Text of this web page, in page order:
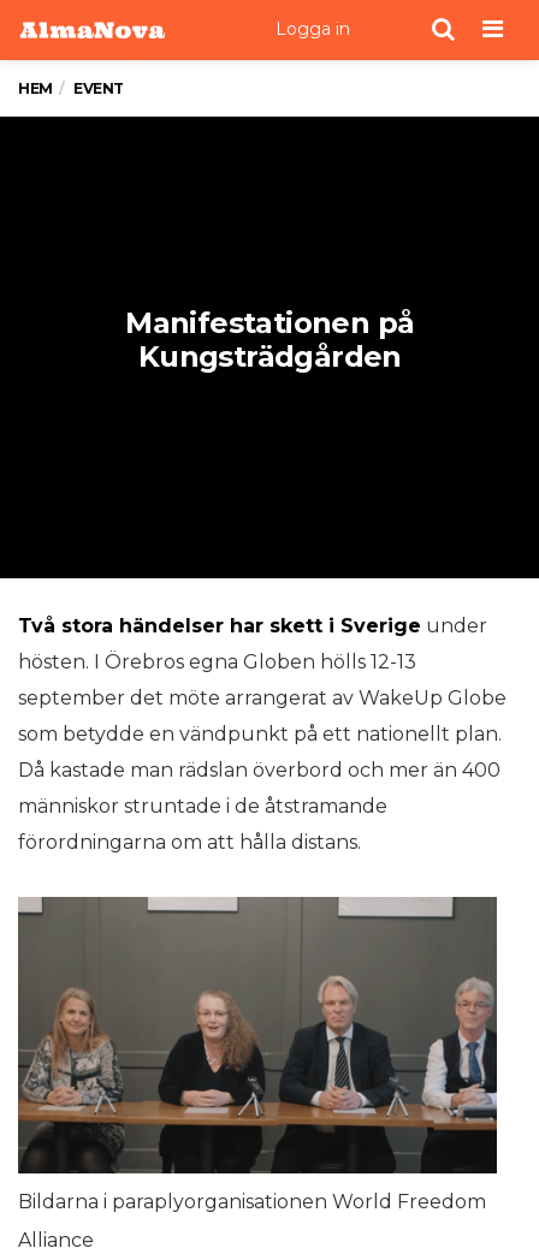
Logga in
HEM EVENT
Manifestationen på
Kungsträdgården
Två stora händelser har skett i Sverige under
hösten. I Örebros egna Globen hölls 12-13
september det möte arrangerat av WakeUp Globe
som betydde en vändpunkt på ett nationellt plan.
Då kastade man rädslan överbord och mer än 400
människor struntade i de åtstramande
förordningarna om att hålla distans.
Bildarna i paraplyorganisationen World Freedom
Alliance